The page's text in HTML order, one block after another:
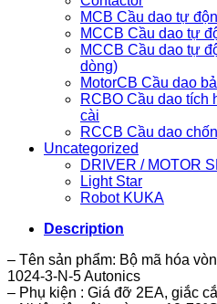
MCB Cầu dao tự
MCCB Cầu dao tự
MCCB Cầu dao tự
dòng)
MotorCB Cầu dao
RCBO Cầu dao tích
cài
RCCB Cầu dao
Uncategorized
DRIVER / MOTOR
Light Star
Robot KUKA
Description
– Tên sản phẩm: Bộ mã hóa
1024-3-N-5 Autonics
– Phụ kiện : Giá đỡ 2EA, giắc